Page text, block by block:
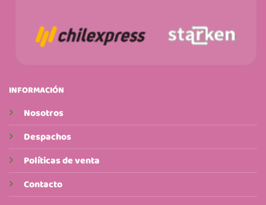
INFORMACIÓN
Nosotros
Despachos
Políticas de venta
Contacto